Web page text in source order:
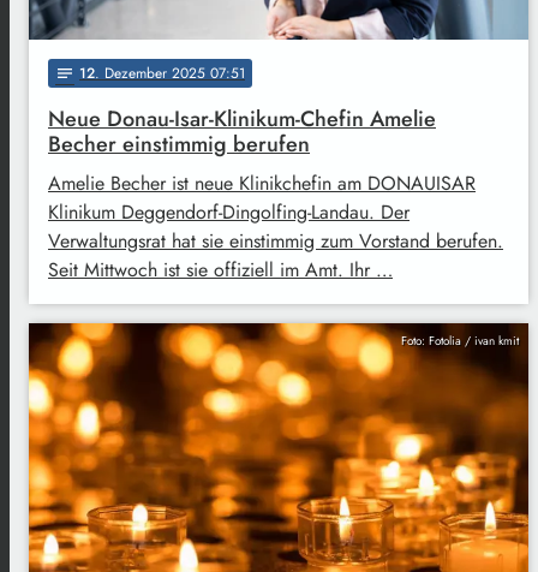
notes 12. Dezember 2025 07:51
Neue Donau-Isar-Klinikum-Chefin Amelie
Becher einstimmig berufen
Amelie Becher ist neue Klinikchefin am DONAUISAR
Klinikum Deggendorf-Dingolfing-Landau. Der
Verwaltungsrat hat sie einstimmig zum Vorstand berufen.
Seit Mittwoch ist sie offiziell im Amt. Ihr …
Foto: Fotolia / ivan kmit